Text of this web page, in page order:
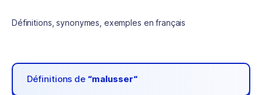
Définitions, synonymes, exemples en français
Définitions de “malusser“